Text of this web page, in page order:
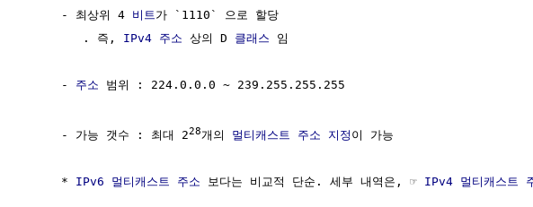
     - 최상위 4
비트 가 `1110` 으로 할당
        . 즉,
IPv4 주소 상의 D 클래스 임
     -
주소 범위 : 224.0.0.0 ~ 239.255.255.255
     - 가능 갯수 : 최대 2
28개의 멀티캐스트 주소 지정 이 가능
     *
IPv6 멀티캐스트 주소 보다는 비교적 단순. 세부 내역은, ☞ IPv4 멀티캐스트